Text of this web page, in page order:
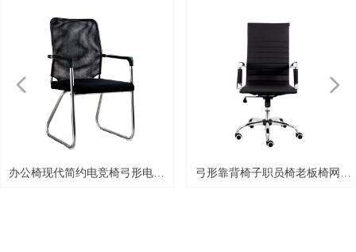
弓形靠背椅子职员椅老板椅网椅
简约电脑办公椅弓形架会
넳 넲